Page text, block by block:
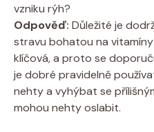
vzniku rýh?
Odpověď: Důležité je
stravu bohatou na
klíčová, a proto se
je dobré pravidelně
nehty a vyhýbat se
mohou nehty oslabit.